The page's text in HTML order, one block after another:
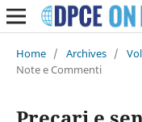
Home / Archives /
Note e Commenti